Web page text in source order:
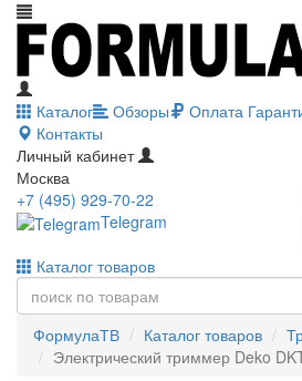
Каталог Обзоры Оплата
Контакты
Личный кабинет
Москва
+7 (495) 929-70-22
Telegram
Каталог товаров
ФормулаТВ Каталог товаров
Электрический триммер Deko